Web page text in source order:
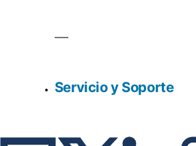
Servicio y Soporte